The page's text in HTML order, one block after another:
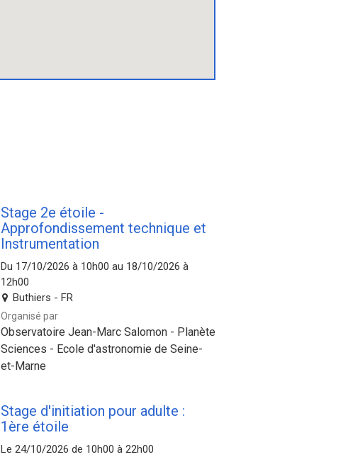
Stage 2e étoile -
Approfondissement technique et
Instrumentation
Du 17/10/2026 à 10h00 au 18/10/2026 à
12h00
Buthiers - FR
Organisé par
Observatoire Jean-Marc Salomon - Planète
Sciences - Ecole d'astronomie de Seine-
et-Marne
Stage d'initiation pour adulte :
1ère étoile
Le 24/10/2026 de 10h00 à 22h00